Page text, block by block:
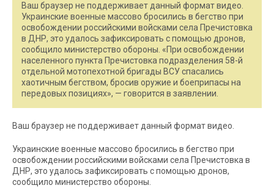
Ваш браузер не поддерживает данный формат видео.
Украинские военные массово бросились в бегство при
освобождении российскими войсками села Пречистовка
в ДНР, это удалось зафиксировать с помощью дронов,
сообщило министерство обороны. «При освобождении
населенного пункта Пречистовка подразделения 58-й
отдельной мотопехотной бригады ВСУ спасались
хаотичным бегством, бросив оружие и боеприпасы на
передовых позициях», — говорится в заявлении.
Ваш браузер не поддерживает данный формат видео.
Украинские военные массово бросились в бегство при
освобождении российскими войсками села Пречистовка в
ДНР, это удалось зафиксировать с помощью дронов,
сообщило министерство обороны.